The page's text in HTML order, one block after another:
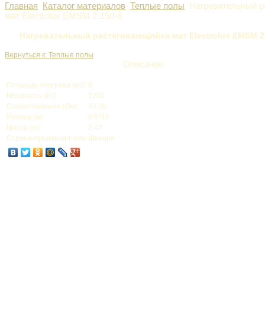
Главная Каталог материалов Теплые полы Нагревательный
мат Electrolux EMSM 2-150-8
Нагревательный растягивающийся мат Electrolux EMSM
Вернуться к: Теплые полы
Описание
Площадь обогрева (м2) 8
Мощность (Вт)
1200
Сопротивление (Ом)
40.30
Размер (м)
0.5*16
Масса (кг)
2.47
Страна-производитель Швеция